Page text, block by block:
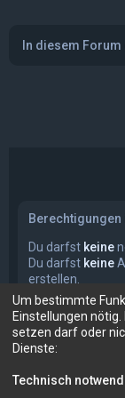
In diesem
Du darfst keine
Du darfst keine
erstellen.
Du darfst deine
Du darfst deine
Du darfstkeine
Um bestimmte
Einstellungen
setzen darf oder
Dienste:
Technisch